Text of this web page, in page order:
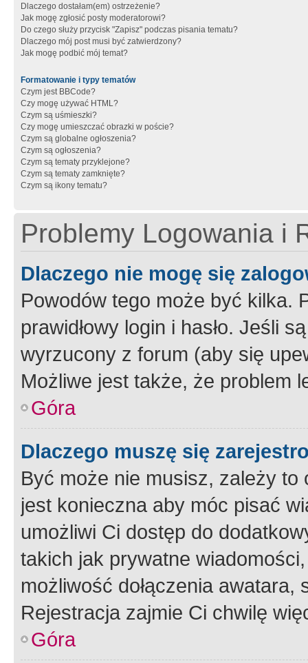
Dlaczego dostałam(em) ostrzeżenie?
Jak mogę zgłosić posty moderatorowi?
Do czego służy przycisk "Zapisz" podczas pisania tematu?
Dlaczego mój post musi być zatwierdzony?
Jak mogę podbić mój temat?
Formatowanie i typy tematów
Czym jest BBCode?
Czy mogę używać HTML?
Czym są uśmieszki?
Czy mogę umieszczać obrazki w poście?
Czym są globalne ogłoszenia?
Czym są ogłoszenia?
Czym są tematy przyklejone?
Czym są tematy zamknięte?
Czym są ikony tematu?
Problemy Logowania i
Dlaczego nie mogę się
Powodów tego może być kilka.
prawidłowy login i hasło. Jeśli
wyrzucony z forum (aby się
Możliwe jest także, że problem
Góra
Dlaczego muszę się
Być może nie musisz, zależy
jest konieczna aby móc pisać
umożliwi Ci dostęp do
takich jak prywatne
możliwość dołączenia
Rejestracja zajmie Ci chwilę
Góra